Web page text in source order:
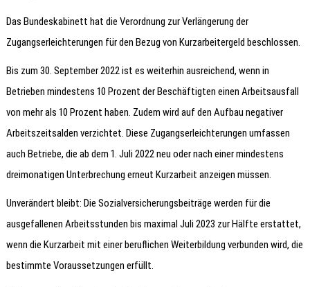
Das Bundeskabinett hat die Verordnung zur Verlängerung der
Zugangserleichterungen für den Bezug von Kurzarbeitergeld beschlossen.
Bis zum 30. September 2022 ist es weiterhin ausreichend, wenn in
Betrieben mindestens 10 Prozent der Beschäftigten einen Arbeitsausfall
von mehr als 10 Prozent haben. Zudem wird auf den Aufbau negativer
Arbeitszeitsalden verzichtet. Diese Zugangserleichterungen umfassen
auch Betriebe, die ab dem 1. Juli 2022 neu oder nach einer mindestens
dreimonatigen Unterbrechung erneut Kurzarbeit anzeigen müssen.
Unverändert bleibt: Die Sozialversicherungsbeiträge werden für die
ausgefallenen Arbeitsstunden bis maximal Juli 2023 zur Hälfte erstattet,
wenn die Kurzarbeit mit einer beruflichen Weiterbildung verbunden wird, die
bestimmte Voraussetzungen erfüllt.